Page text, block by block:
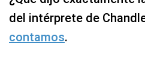
del intérprete de
contamos.